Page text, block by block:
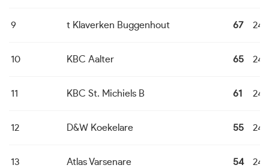
9 t Klaverken Buggenhout 67 24
10 KBC Aalter 65 24
11 KBC St. Michiels B 61 24
12 D&W Koekelare 55 24
13 Atlas Varsenare 54 24